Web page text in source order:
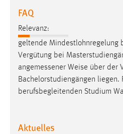
FAQ
Relevanz:
geltende Mindestlohnregelung
Vergütung bei
angemessener Weise über der
Bachelorstudiengängen liegen.
berufsbegleitenden Studium
Aktuelles